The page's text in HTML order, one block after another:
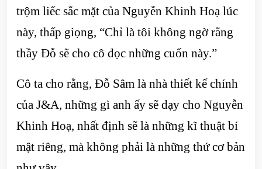
trộm liếc sắc mặt của Nguyễn Khinh Hoạ lúc
này, thấp giọng, “Chỉ là tôi không ngờ rằng
thầy Đỗ sẽ cho cô đọc những cuốn này.”
Cô ta cho rằng, Đỗ Sâm là nhà thiết kế chính
của J&A, những gì anh ấy sẽ dạy cho Nguyễn
Khinh Hoạ, nhất định sẽ là những kĩ thuật bí
mật riêng, mà không phải là những thứ cơ bản